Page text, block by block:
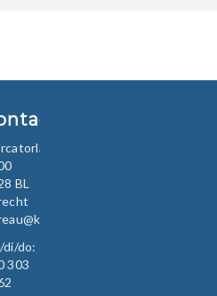
BL
di/do:
303